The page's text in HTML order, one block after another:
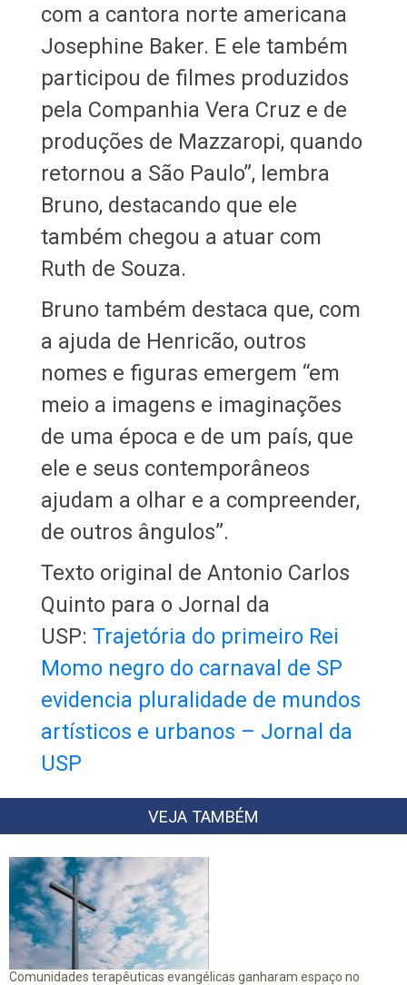
com a cantora norte americana
Josephine Baker. E ele também
participou de filmes produzidos
pela Companhia Vera Cruz e de
produções de Mazzaropi, quando
retornou a São Paulo”, lembra
Bruno, destacando que ele
também chegou a atuar com
Ruth de Souza.
Bruno também destaca que, com
a ajuda de Henricão, outros
nomes e figuras emergem “em
meio a imagens e imaginações
de uma época e de um país, que
ele e seus contemporâneos
ajudam a olhar e a compreender,
de outros ângulos”.
Texto original de Antonio Carlos
Quinto para o Jornal da
USP: Trajetória do primeiro Rei
Momo negro do carnaval de SP
evidencia pluralidade de mundos
artísticos e urbanos – Jornal da
USP
VEJA TAMBÉM
Comunidades terapêuticas evangélicas ganharam espaço no